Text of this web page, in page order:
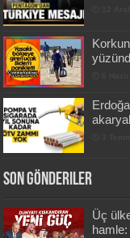
Son Gönderiler
Üç
hamle: